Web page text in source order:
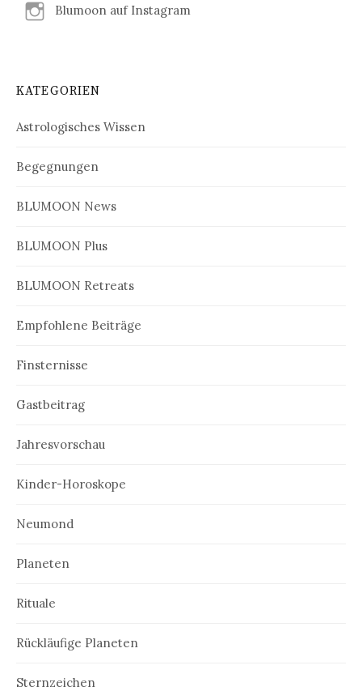
Blumoon auf Instagram
KATEGORIEN
Astrologisches Wissen
Begegnungen
BLUMOON News
BLUMOON Plus
BLUMOON Retreats
Empfohlene Beiträge
Finsternisse
Gastbeitrag
Jahresvorschau
Kinder-Horoskope
Neumond
Planeten
Rituale
Rückläufige Planeten
Sternzeichen